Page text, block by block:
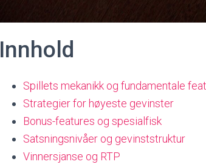
Innhold
Spillets mekanikk og fundamentale
Strategier for høyeste gevinster
Bonus-features og spesialfisk
Satsningsnivåer og gevinststruktur
Vinnersjanse og RTP